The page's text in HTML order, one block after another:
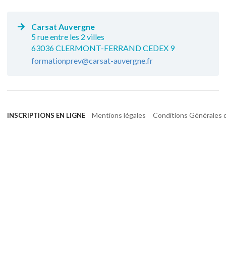
Carsat Auvergne
5 rue entre les 2 villes
63036 CLERMONT-FERRAND CEDEX 9
formationprev@carsat-auvergne.fr
INSCRIPTIONS EN LIGNE Mentions légales Conditions Générales